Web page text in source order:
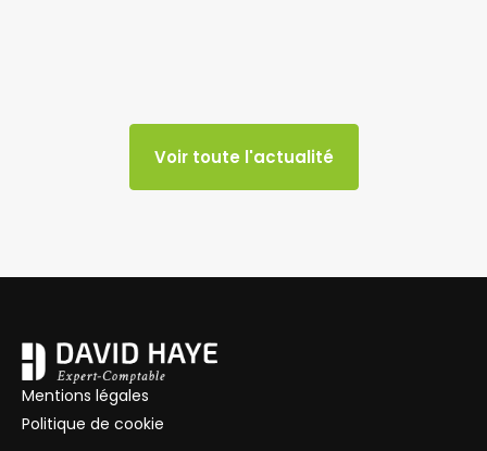
Voir toute l'actualité
Mentions légales
Politique de cookie